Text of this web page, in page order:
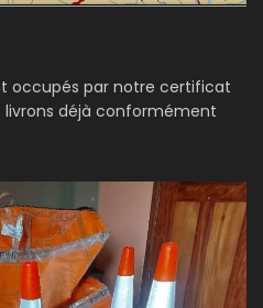
occupés par notre certificat
livrons déjà conformément